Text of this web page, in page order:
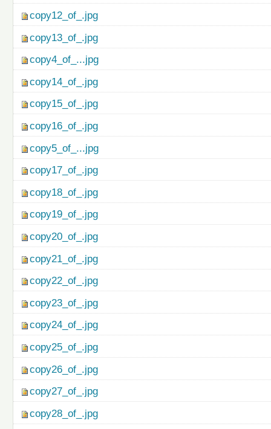
copy12_of_.jpg
copy13_of_.jpg
copy4_of_...jpg
copy14_of_.jpg
copy15_of_.jpg
copy16_of_.jpg
copy5_of_...jpg
copy17_of_.jpg
copy18_of_.jpg
copy19_of_.jpg
copy20_of_.jpg
copy21_of_.jpg
copy22_of_.jpg
copy23_of_.jpg
copy24_of_.jpg
copy25_of_.jpg
copy26_of_.jpg
copy27_of_.jpg
copy28_of_.jpg